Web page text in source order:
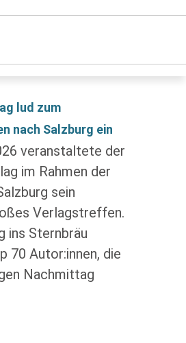
lud zum
nach Salzburg ein
veranstaltete der
im Rahmen der
sein
Verlagstreffen.
ins Sternbräu
70 Autor:innen, die
Nachmittag